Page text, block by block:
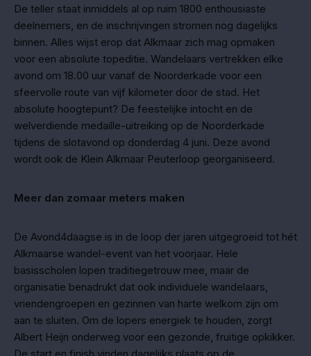
De teller staat inmiddels al op ruim 1800 enthousiaste
deelnemers, en de inschrijvingen stromen nog dagelijks
binnen. Alles wijst erop dat Alkmaar zich mag opmaken
voor een absolute topeditie. Wandelaars vertrekken elke
avond om 18.00 uur vanaf de Noorderkade voor een
sfeervolle route van vijf kilometer door de stad. Het
absolute hoogtepunt? De feestelijke intocht en de
welverdiende medaille-uitreiking op de Noorderkade
tijdens de slotavond op donderdag 4 juni. Deze avond
wordt ook de Klein Alkmaar Peuterloop georganiseerd.
Meer dan zomaar meters maken
De Avond4daagse is in de loop der jaren uitgegroeid tot hét
Alkmaarse wandel-event van het voorjaar. Hele
basisscholen lopen traditiegetrouw mee, maar de
organisatie benadrukt dat ook individuele wandelaars,
vriendengroepen en gezinnen van harte welkom zijn om
aan te sluiten. Om de lopers energiek te houden, zorgt
Albert Heijn onderweg voor een gezonde, fruitige opkikker.